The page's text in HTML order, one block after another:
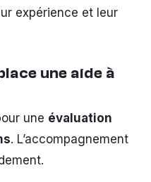
expérience et leur
une aide à
une évaluation
. L’accompagnement